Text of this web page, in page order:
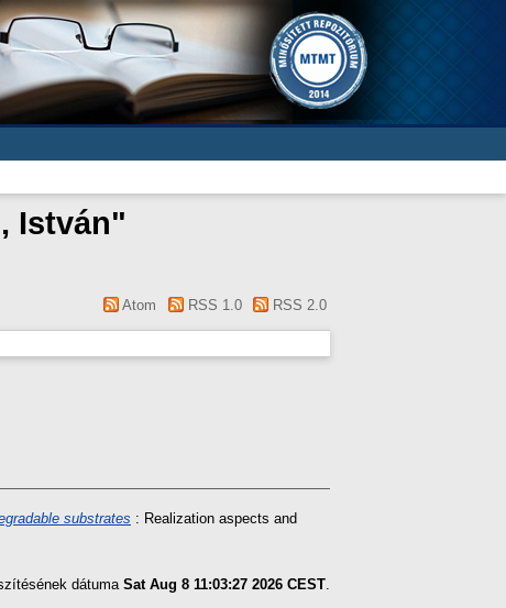
István"
Atom RSS 1.0 RSS 2.0
substrates : Realization aspects and
dátuma Sat Aug 8 11:03:27 2026 CEST.